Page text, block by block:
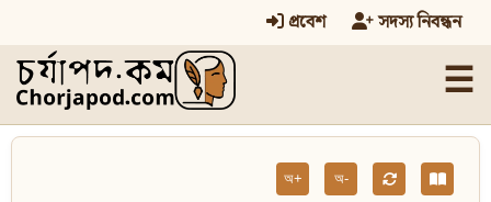
প্রবেশ সদস্য নিবন্ধন
☰
অ+ অ-